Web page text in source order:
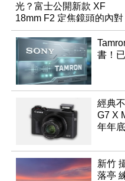
光？富士公開新款 XF
18mm F2 定焦鏡頭的內對
焦專利
書！
經典
G7 X
年年
新竹
落亭